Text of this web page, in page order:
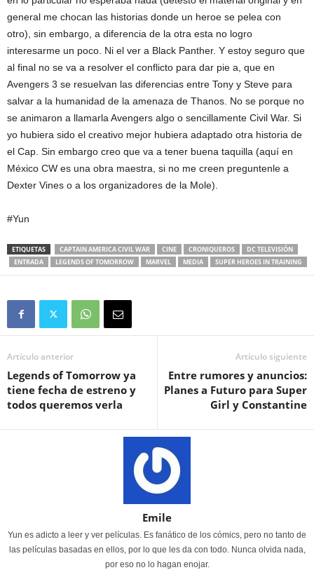
general me chocan las historias donde un heroe se pelea con
otro), sin embargo, a diferencia de la otra esta no logro
interesarme un poco. Ni el ver a Black Panther. Y estoy seguro que
al final no se va a resolver el conflicto para dar pie a, que en
Avengers 3 se resuelvan las diferencias entre Tony y Steve para
salvar a la humanidad de la amenaza de Thanos. No se porque no
se animaron a llamarla Avengers algo o sencillamente Civil War. Si
yo hubiera sido el creativo mejor hubiera adaptado otra historia de
el Cap. Sin embargo creo que va a tener buena taquilla (aquí en
México CW es una obra maestra, si no me creen preguntenle a
Dexter Vines o a los organizadores de la Mole).
#Yun
ETIQUETAS CAPTAIN AMERICA CIVIL WAR CINE CRONIQUEROS
DC TELEVISIÓN
ENTRADA
LEGENDS OF TOMORROW MARVEL MEDIA SUPER HEROES IN TRAINING
Artículo anterior
Legends of Tomorrow ya
tiene fecha de estreno y
todos queremos verla
Artículo siguiente
Entre rumores y anuncios:
Planes a Futuro para Super
Girl y Constantine
Emile
Yun es adicto a leer y ver películas. Es fanático de los cómics, pero no tanto de
las películas basadas en ellos, por lo que les da con todo. Nunca olvida nada,
por eso no lo hagan enojar.